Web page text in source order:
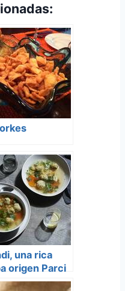
una rica
origen Parci